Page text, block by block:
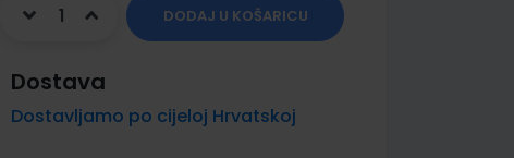
DODAJ U KOŠARICU
Dostava
Dostavljamo po cijeloj Hrvatskoj